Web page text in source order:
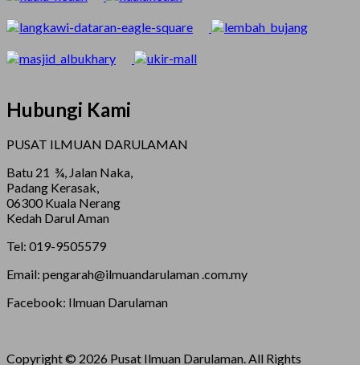
Hubungi Kami
PUSAT ILMUAN DARULAMAN
Batu 21 ¾, Jalan Naka,
Padang Kerasak,
06300 Kuala Nerang
Kedah Darul Aman
Tel: 019-9505579
Email: pengarah@ilmuandarulaman .com.my
Facebook: Ilmuan Darulaman
Copyright © 2026 Pusat Ilmuan Darulaman. All Rights